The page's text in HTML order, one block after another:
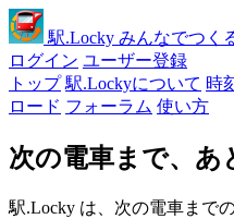
駅.Locky みんなでつく
ログイン ユーザー登録
トップ 駅.Lockyについて 時
ロード フォーラム 使い方
次の電車まで、あ
駅.Locky は、次の電車まで